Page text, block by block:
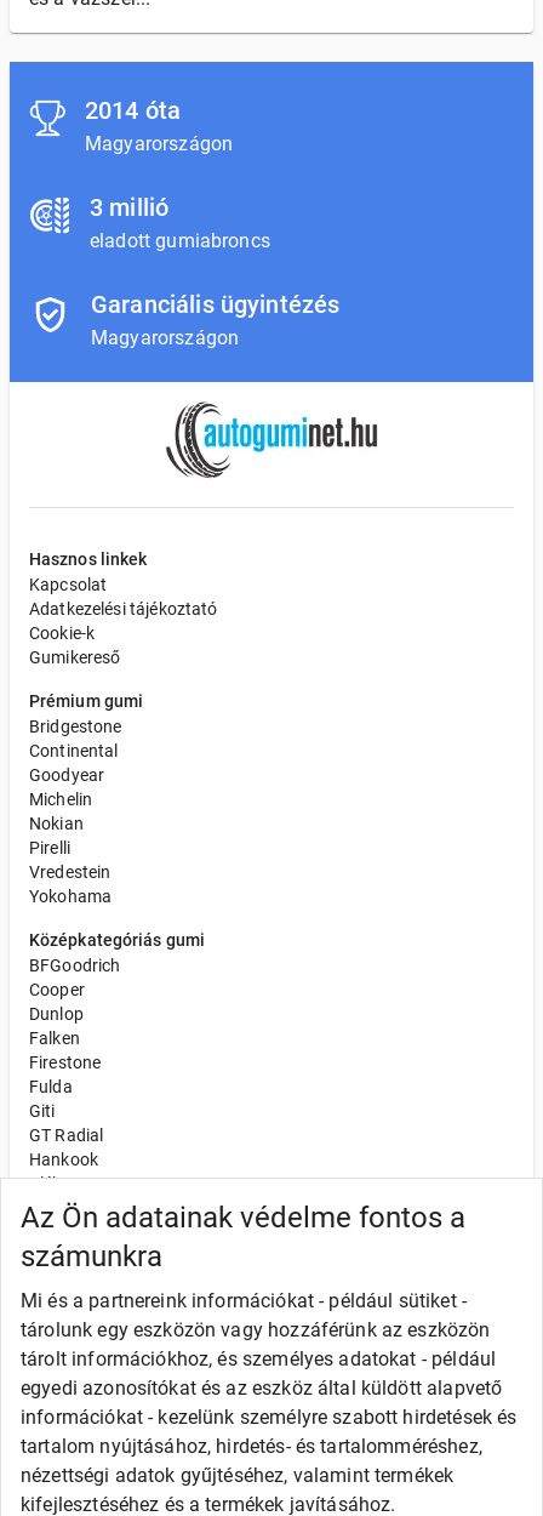
Az Ön adatainak védelme fontos a
számunkra
Mi és a partnereink információkat - például sütiket -
tárolunk egy eszközön vagy hozzáférünk az eszközön
tárolt információkhoz, és személyes adatokat - például
egyedi azonosítókat és az eszköz által küldött alapvető
információkat - kezelünk személyre szabott hirdetések és
tartalom nyújtásához, hirdetés- és tartalomméréshez,
nézettségi adatok gyűjtéséhez, valamint termékek
kifejlesztéséhez és a termékek javításához.
2014 óta
Magyarországon
3 millió
eladott gumiabroncs
Garanciális ügyintézés
Magyarországon
Hasznos linkek
Kapcsolat
Adatkezelési tájékoztató
Cookie-k
Gumikereső
Prémium gumi
Bridgestone
Continental
Goodyear
Michelin
Nokian
Pirelli
Vredestein
Yokohama
Középkategóriás gumi
BFGoodrich
Cooper
Dunlop
Falken
Firestone
Fulda
Giti
GT Radial
Hankook
Kléber
Kumho
Nexen
Semperit
Uniroyal
Olcsó gumi
Apollo
Barum
Debica
Fortune
General